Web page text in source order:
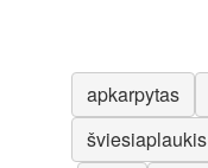
apkarpytas
šviesiaplaukis